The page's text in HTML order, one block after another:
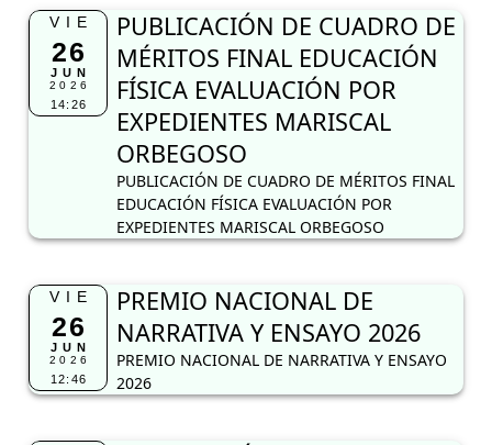
VIE
26
JUN
2026
14:26
PUBLICACIÓN DE CUADRO DE
MÉRITOS FINAL EDUCACIÓN
FÍSICA EVALUACIÓN POR
EXPEDIENTES MARISCAL
ORBEGOSO
PUBLICACIÓN DE CUADRO DE MÉRITOS FINAL
EDUCACIÓN FÍSICA EVALUACIÓN POR
EXPEDIENTES MARISCAL ORBEGOSO
VIE
26
JUN
2026
12:46
PREMIO NACIONAL DE
NARRATIVA Y ENSAYO 2026
PREMIO NACIONAL DE NARRATIVA Y ENSAYO
2026